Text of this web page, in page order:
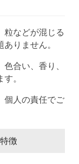
粒などが混じる
りません。
合い、香り、
。
個人の責任でご
徴